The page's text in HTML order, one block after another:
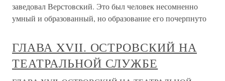
заведовал Верстовский. Это был человек несомненно
умный и образованный, но образование его почерпнуто
ГЛАВА XVII. ОСТРОВСКИЙ НА
ТЕАТРАЛЬНОЙ СЛУЖБЕ